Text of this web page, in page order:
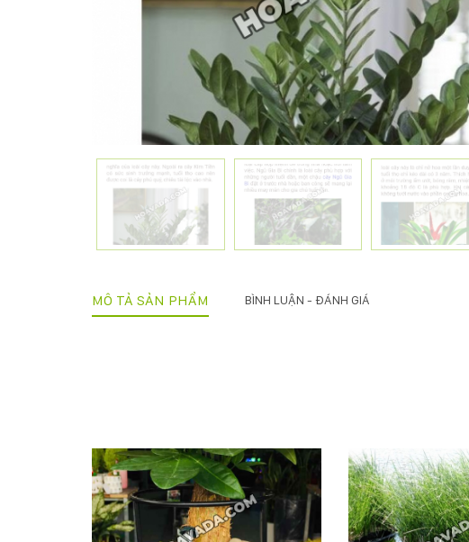
MÔ TẢ SẢN PHẨM BÌNH LUẬN - ĐÁNH GIÁ